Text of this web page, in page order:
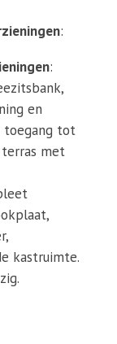
:
:
en
toegang tot
met
kastruimte.